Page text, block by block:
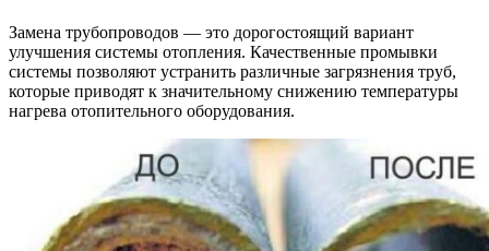
Замена трубопроводов — это дорогостоящий вариант
улучшения системы отопления. Качественные промывки
системы позволяют устранить различные загрязнения труб,
которые приводят к значительному снижению температуры
нагрева отопительного оборудования.